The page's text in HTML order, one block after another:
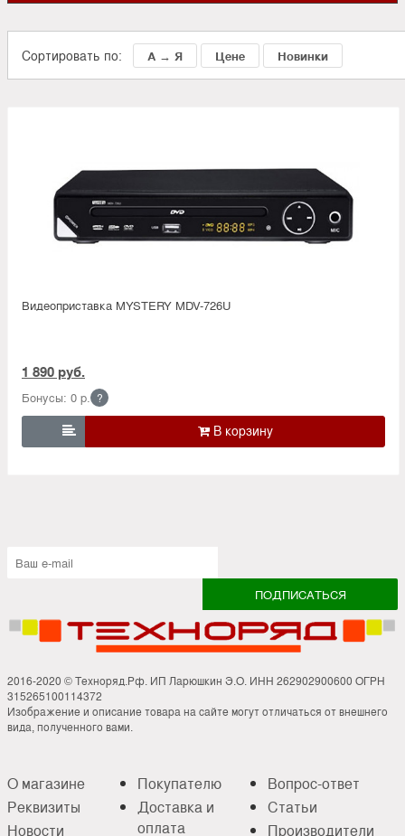
Сортировать по: А → Я Цене Новинки
Видеоприставка MYSTERY MDV-726U
1 890 руб.
Бонусы: 0 р. ?

2016-2020 © Техноряд.Рф. ИП Ларюшкин Э.О. ИНН 262902900600 ОГРН
315265100114372
Изображение и описание товара на сайте могут отличаться от внешнего
вида, полученного вами.
О магазине
Реквизиты
Новости
Покупателю
Доставка и
оплата
Вопрос-ответ
Статьи
Производители